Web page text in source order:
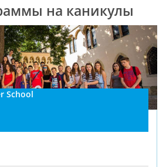
на каникулы
School